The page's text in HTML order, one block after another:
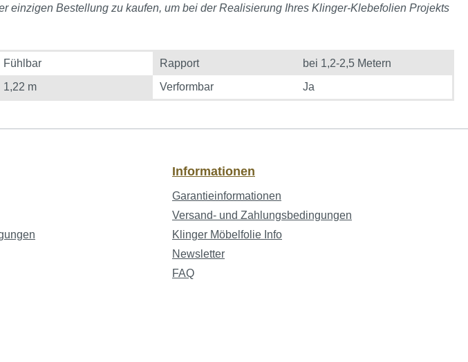
einzigen Bestellung zu kaufen, um bei der Realisierung Ihres Klinger-Klebefolien Projekts
Fühlbar Rapport
bei 1,2-2,5 Metern
1,22 m Verformbar Ja
Informationen
Garantieinformationen
Versand- und Zahlungsbedingungen
Klinger Möbelfolie Info
Newsletter
FAQ